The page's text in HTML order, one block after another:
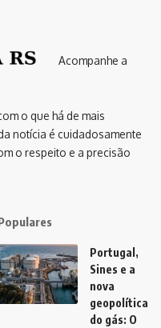
Acompanhe a
o que há de mais
notícia é cuidadosamente
o respeito e a precisão
Portugal,
Sines e a
nova
geopolítica
do gás: O